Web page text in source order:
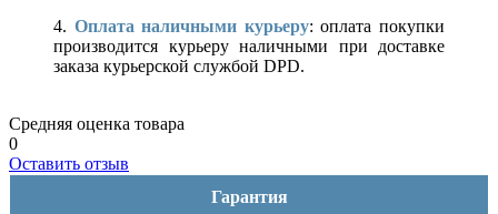
4. Оплата наличными курьеру: оплата покупки
производится курьеру наличными при доставке
заказа курьерской службой DPD.
Средняя оценка товара
0
Оставить отзыв
Гарантия